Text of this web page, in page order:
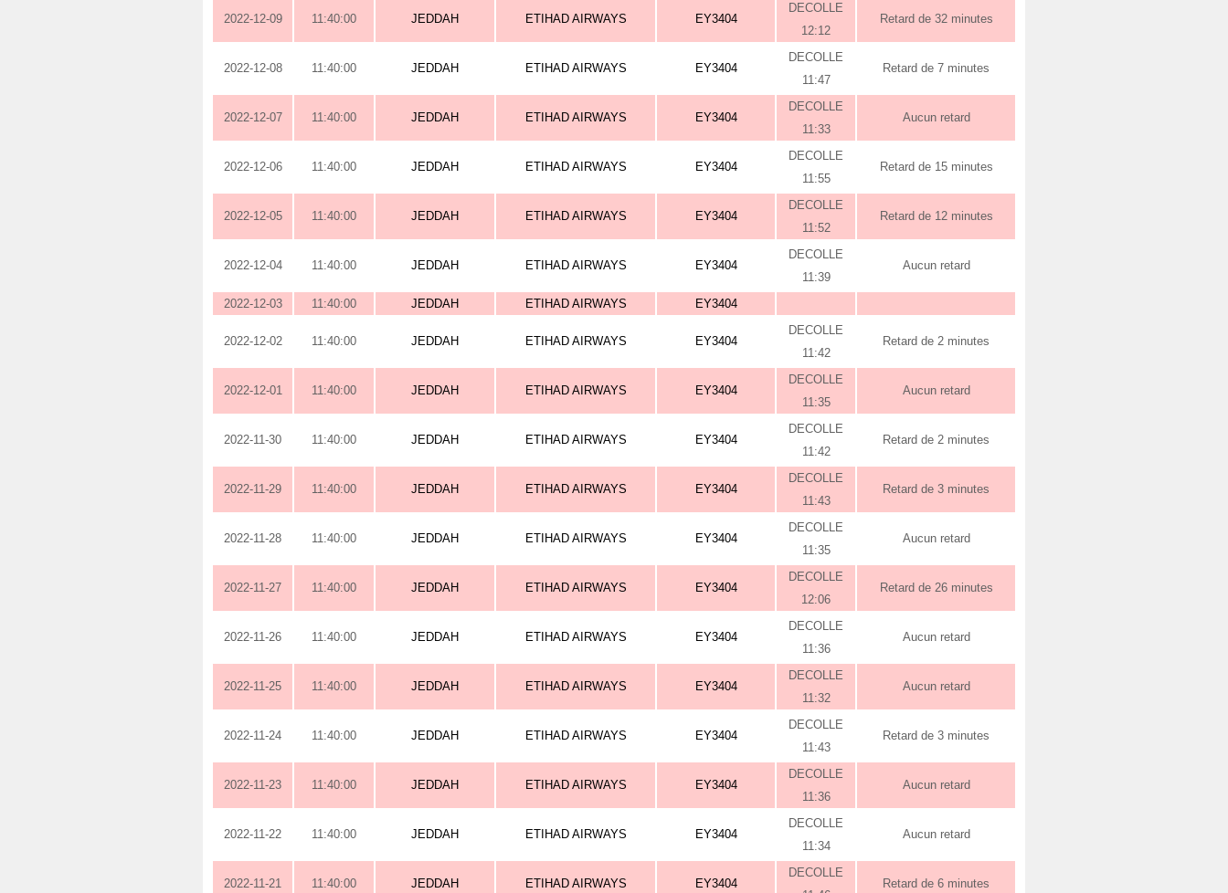
2022-12-09 11:40:00 JEDDAH ETIHAD AIRWAYS EY3404
DECOLLE
12:12
Retard de 32 minutes
2022-12-08 11:40:00 JEDDAH ETIHAD AIRWAYS EY3404
DECOLLE
11:47
Retard de 7 minutes
2022-12-07 11:40:00 JEDDAH ETIHAD AIRWAYS EY3404
DECOLLE
11:33
Aucun retard
2022-12-06 11:40:00 JEDDAH ETIHAD AIRWAYS EY3404
DECOLLE
11:55
Retard de 15 minutes
2022-12-05 11:40:00 JEDDAH ETIHAD AIRWAYS EY3404
DECOLLE
11:52
Retard de 12 minutes
2022-12-04 11:40:00 JEDDAH ETIHAD AIRWAYS EY3404
DECOLLE
11:39
Aucun retard
2022-12-03 11:40:00 JEDDAH ETIHAD AIRWAYS EY3404
2022-12-02 11:40:00 JEDDAH ETIHAD AIRWAYS EY3404
DECOLLE
11:42
Retard de 2 minutes
2022-12-01 11:40:00 JEDDAH ETIHAD AIRWAYS EY3404
DECOLLE
11:35
Aucun retard
2022-11-30 11:40:00 JEDDAH ETIHAD AIRWAYS EY3404
DECOLLE
11:42
Retard de 2 minutes
2022-11-29 11:40:00 JEDDAH ETIHAD AIRWAYS EY3404
DECOLLE
11:43
Retard de 3 minutes
2022-11-28 11:40:00 JEDDAH ETIHAD AIRWAYS EY3404
DECOLLE
11:35
Aucun retard
2022-11-27 11:40:00 JEDDAH ETIHAD AIRWAYS EY3404
DECOLLE
12:06
Retard de 26 minutes
2022-11-26 11:40:00 JEDDAH ETIHAD AIRWAYS EY3404
DECOLLE
11:36
Aucun retard
2022-11-25 11:40:00 JEDDAH ETIHAD AIRWAYS EY3404
DECOLLE
11:32
Aucun retard
2022-11-24 11:40:00 JEDDAH ETIHAD AIRWAYS EY3404
DECOLLE
11:43
Retard de 3 minutes
2022-11-23 11:40:00 JEDDAH ETIHAD AIRWAYS EY3404
DECOLLE
11:36
Aucun retard
2022-11-22 11:40:00 JEDDAH ETIHAD AIRWAYS EY3404
DECOLLE
11:34
Aucun retard
2022-11-21 11:40:00 JEDDAH ETIHAD AIRWAYS EY3404
DECOLLE
Retard de 6 minutes